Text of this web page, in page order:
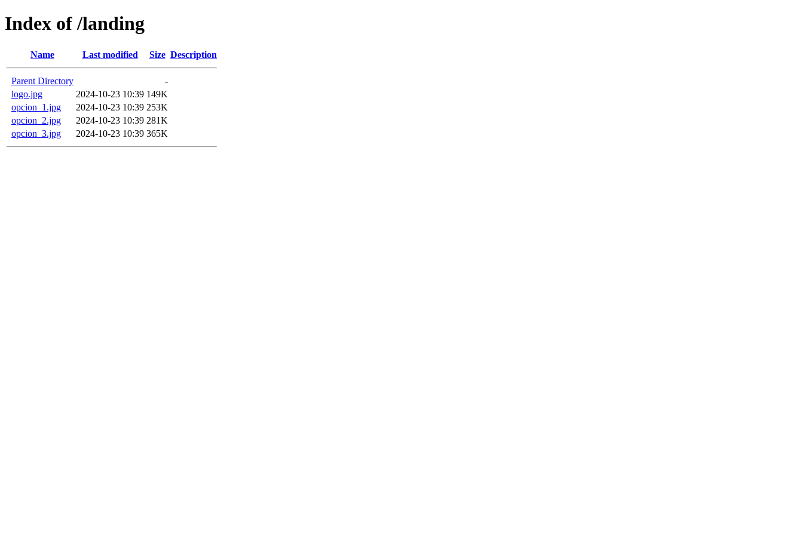
Index of /landing
Name Last modified Size Description
Parent Directory
-
logo.jpg
2024-10-23 10:39 149K
opcion_1.jpg
2024-10-23 10:39 253K
opcion_2.jpg
2024-10-23 10:39 281K
opcion_3.jpg
2024-10-23 10:39 365K